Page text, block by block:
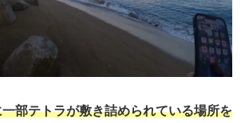
部テトラが敷き詰められている場所を